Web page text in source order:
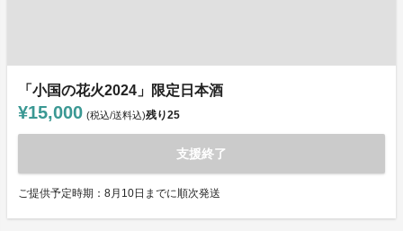
「小国の花火2024」限定日本酒
¥15,000 (税込/送料込)残り25
支援終了
ご提供予定時期：8月10日までに順次発送